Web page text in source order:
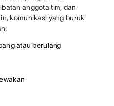
anggota tim, dan
komunikasi yang buruk
atau berulang